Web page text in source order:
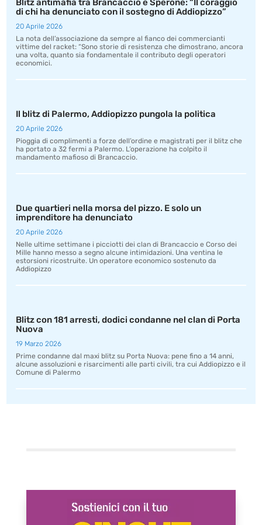
Blitz antimafia tra Brancaccio e Sperone: “Il coraggio
di chi ha denunciato con il sostegno di Addiopizzo”
20 Aprile 2026
La nota dell’associazione da sempre al fianco dei commercianti
vittime del racket: “Sono storie di resistenza che dimostrano, ancora
una volta, quanto sia fondamentale il contributo degli operatori
economici.
Il blitz di Palermo, Addiopizzo pungola la politica
20 Aprile 2026
Pioggia di complimenti a forze dell’ordine e magistrati per il blitz che
ha portato a 32 fermi a Palermo. L’operazione ha colpito il
mandamento mafioso di Brancaccio.
Due quartieri nella morsa del pizzo. E solo un
imprenditore ha denunciato
20 Aprile 2026
Nelle ultime settimane i picciotti dei clan di Brancaccio e Corso dei
Mille hanno messo a segno alcune intimidazioni. Una ventina le
estorsioni ricostruite. Un operatore economico sostenuto da
Addiopizzo
Blitz con 181 arresti, dodici condanne nel clan di Porta
Nuova
19 Marzo 2026
Prime condanne dal maxi blitz su Porta Nuova: pene fino a 14 anni,
alcune assoluzioni e risarcimenti alle parti civili, tra cui Addiopizzo e il
Comune di Palermo